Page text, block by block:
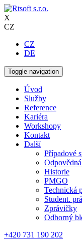
X
CZ
CZ
DE
Toggle navigation
Úvod
Služby
Reference
Kariéra
Workshopy
Kontakt
Další
Případové
Historie
PMGO
Technická
Student.
Zprávičky
Odborný
+420 731 190 202